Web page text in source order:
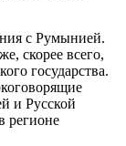
с Румынией.
скорее всего,
государства.
и Русской
регионе